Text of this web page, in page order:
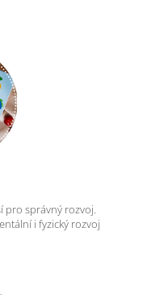
pro správný rozvoj.
i fyzický rozvoj